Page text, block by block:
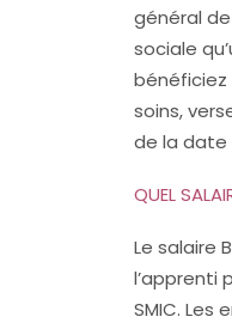
général
sociale
soins,
de la date
QUEL
Le salaire
l’apprenti
SMIC.